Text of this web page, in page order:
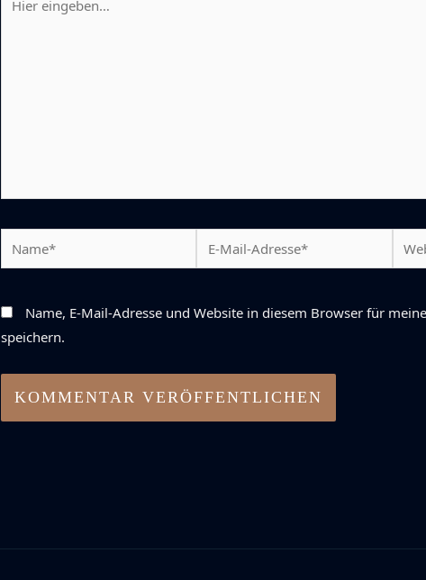
eingeben…
Mail-
Name, E-Mail-Adresse und Website in diesem Browser für
speichern.